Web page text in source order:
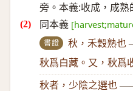
旁。本義:收成，成熟
同本義
書證 秋，禾穀熟也
秋爲白藏。又，秋爲
秋者，少陰之選也